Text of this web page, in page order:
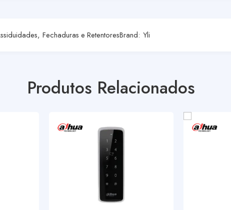
, Fechaduras e RetentoresBrand: Yli
Produtos Relacionados